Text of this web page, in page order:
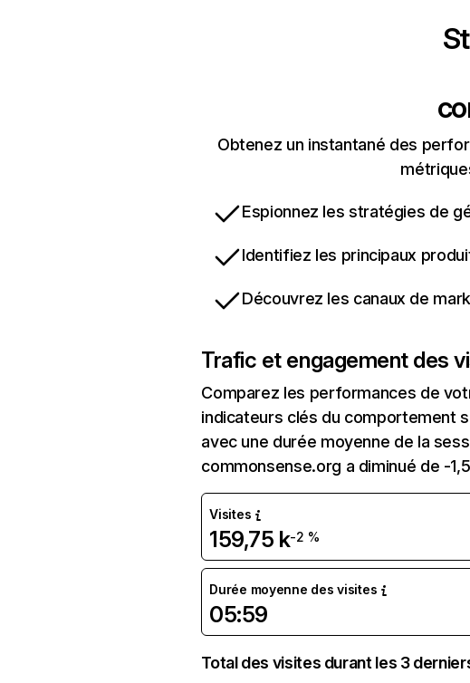
Obtenez un instantané des
Espionnez les stratégies de
Identifiez les principaux
Découvrez les canaux de
Trafic et engagement des
Comparez les performances de
indicateurs clés du comportement
avec une durée moyenne de la
commonsense.org a diminué de -
Visites
159,75 k-2 %
Durée moyenne des visites
05:59
Total des visites durant les 3